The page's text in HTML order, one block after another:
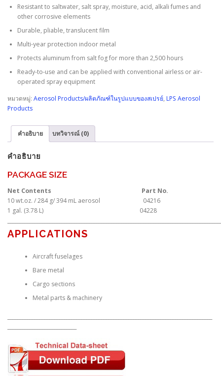
Resistant to saltwater, salt spray, moisture, acid, alkali fumes and
other corrosive elements
Durable, pliable, translucent film
Multi-year protection indoor metal
Protects aluminum from salt fog for more than 2,500 hours
Ready-to-use and can be applied with conventional airless or air-
operated spray equipment
หมวดหมู่: Aerosol Products/ผลิตภัณฑ์ในรูปแบบของสเปรย์, LPS Aerosol
Products
คำอธิบาย บทวิจารณ์ (0)
คำอธิบาย
PACKAGE SIZE
Net Contents Part No.
10 wt.oz. / 284 g/ 394 mL aerosol 04216
1 gal. (3.78 L) 04228
APPLICATIONS
Aircraft fuselages
Bare metal
Cargo sections
Metal parts & machinery